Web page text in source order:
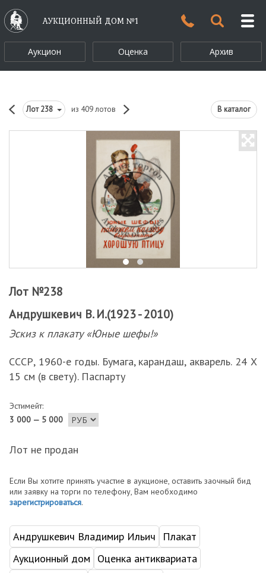
АУКЦИОННЫЙ ДОМ №1
Аукцион Оценка Архив
Лот238 из 409 лотов В каталог
Лот №238
Андрушкевич В. И.(1923 - 2010)
Эскиз к плакату «Юные шефы!»
СССР, 1960-е годы. Бумага, карандаш, акварель. 24 Х
15 см (в свету). Паспарту
Эстимейт:
3 000 — 5 000
Лот не продан
Если Вы хотите принять участие в аукционе, оставить заочный бид
или заявку на торги по телефону, Вам необходимо
зарегистрироваться.
Андрушкевич Владимир Ильич
Плакат
Аукционный дом
Оценка антиквариата